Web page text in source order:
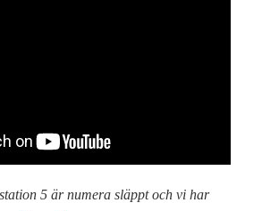
5 är numera släppt och vi har